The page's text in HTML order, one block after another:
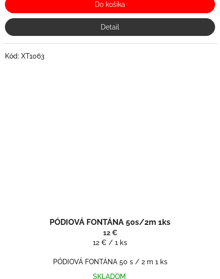
Do košíka
Detail
PÓDIOVÁ FONTÁNA 50s/2m 1ks
12 €
Jednotková
12 € / 1 ks
PÓDIOVÁ FONTÁNA 50 s / 2 m 1 ks
SKLADOM
Kód: XT1063